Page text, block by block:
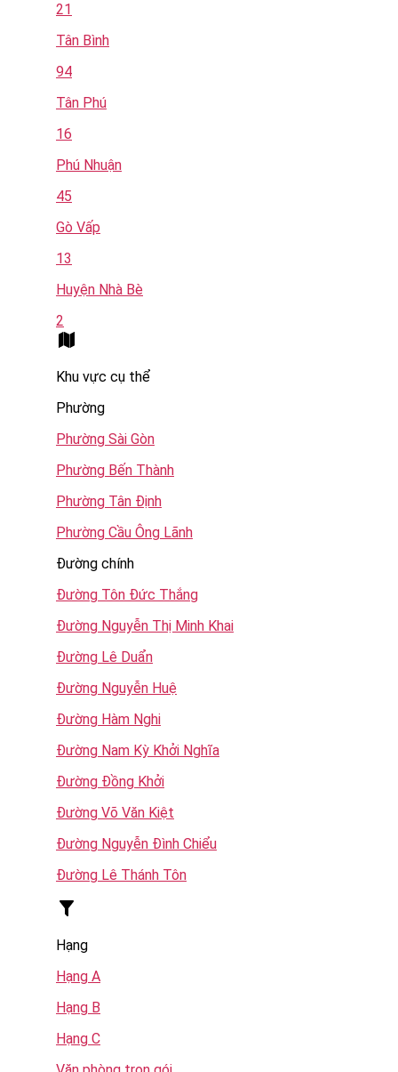
21
Tân Bình
94
Tân Phú
16
Phú Nhuận
45
Gò Vấp
13
Huyện Nhà Bè
2
Khu vực cụ thể
Phường
Phường Sài Gòn
Phường Bến Thành
Phường Tân Định
Phường Cầu Ông Lãnh
Đường chính
Đường Tôn Đức Thắng
Đường Nguyễn Thị Minh Khai
Đường Lê Duẩn
Đường Nguyễn Huệ
Đường Hàm Nghi
Đường Nam Kỳ Khởi Nghĩa
Đường Đồng Khởi
Đường Võ Văn Kiệt
Đường Nguyễn Đình Chiểu
Đường Lê Thánh Tôn
Hạng
Hạng A
Hạng B
Hạng C